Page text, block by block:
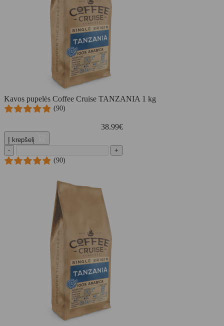
Kavos pupelės Coffee Cruise TANZANIA 1 kg
(90)
38.99€
Į krepšelį
-
+
(90)